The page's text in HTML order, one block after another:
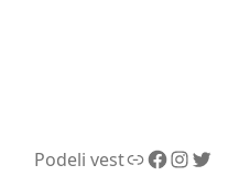
Podeli vestLink Facebook InstagramTwitter